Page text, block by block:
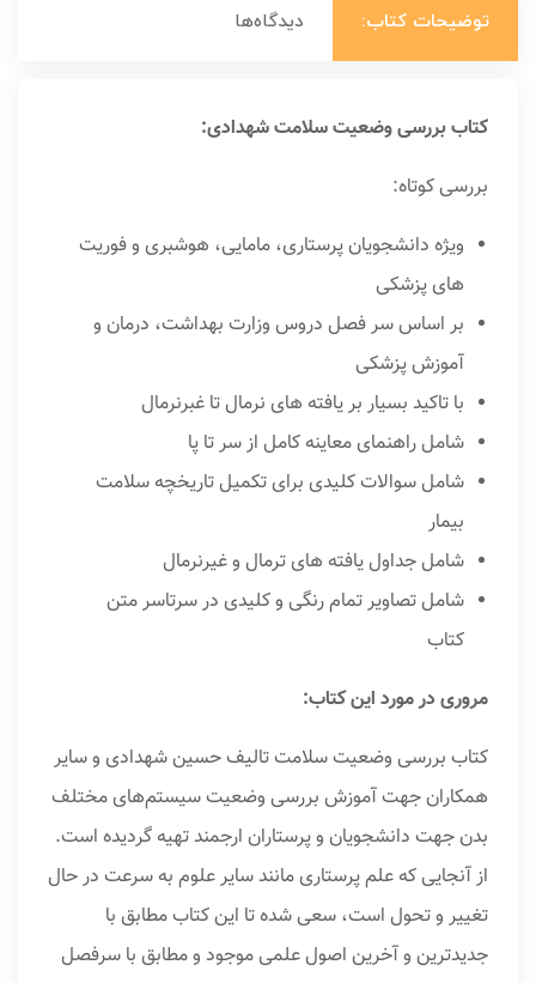
توضیحات کتاب: دیدگاه‌ها
کتاب بررسی وضعیت سلامت شهدادی:
بررسی کوتاه:
ویژه دانشجویان پرستاری، مامایی، هوشبری و فوریت
های پزشکی
بر اساس سر فصل دروس وزارت بهداشت، درمان و
آموزش پزشکی
با تاکید بسیار بر یافته های نرمال تا غبرنرمال
شامل راهنمای معاینه کامل از سر تا پا
شامل سوالات کلیدی برای تکمیل تاریخچه سلامت
بیمار
شامل جداول یافته های ترمال و غیرنرمال
شامل تصاویر تمام رنگی و کلیدی در سرتاسر متن
کتاب
مروری در مورد این کتاب:
کتاب بررسی وضعیت سلامت تالیف حسین شهدادی و سایر
همکاران جهت آموزش بررسی وضعیت سیستم‌های مختلف
بدن جهت دانشجویان و پرستاران ارجمند تهیه گردیده است.
از آنجایی که علم پرستار‌ی مانند سایر علوم به سرعت در حال
تغییر و تحول است، سعی شده تا این کتاب مطابق با
جدیدترین و آخرین اصول علمی موجود و مطابق با سرفصل